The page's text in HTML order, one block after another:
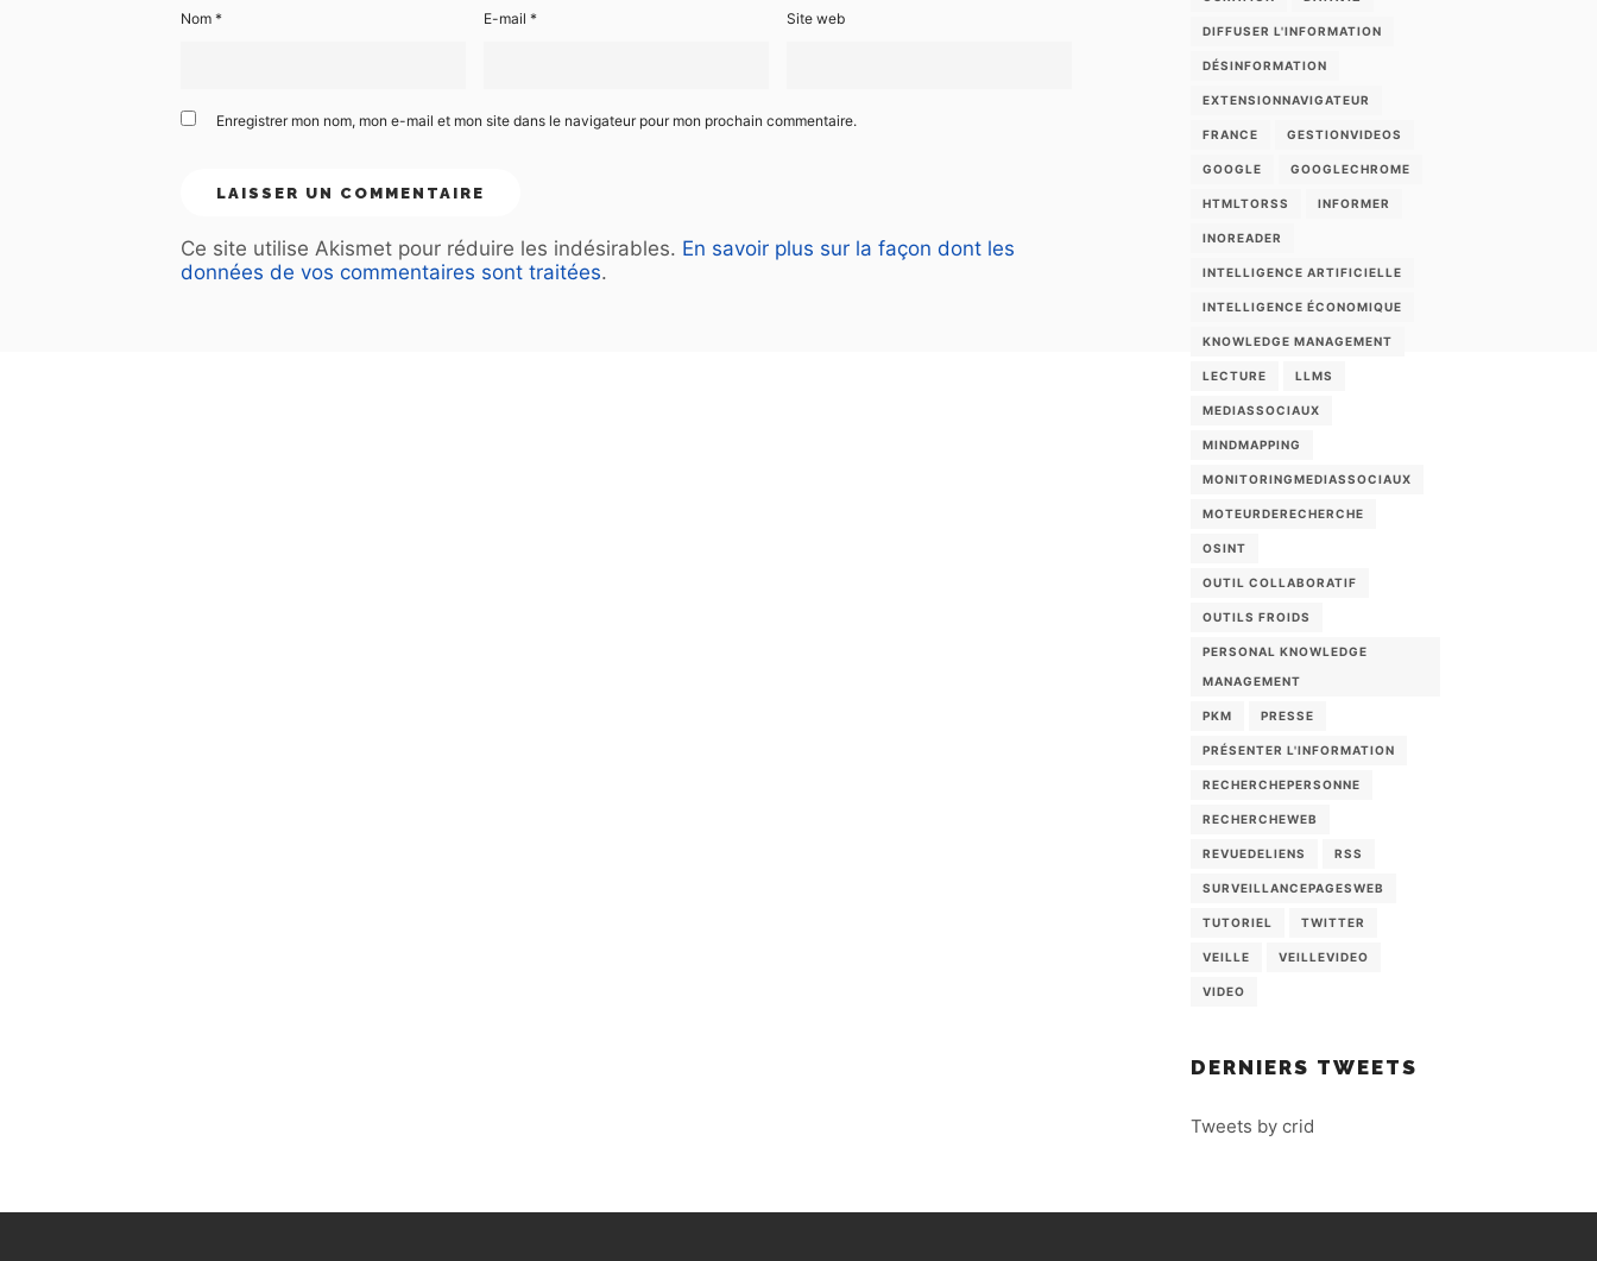
Nom * E-mail * Site web
Enregistrer mon nom, mon e-mail et mon site dans le navigateur pour mon prochain commentaire.
Ce site utilise Akismet pour réduire les indésirables. En savoir plus sur la façon dont les
données de vos commentaires sont traitées.
DIFFUSER L'INFORMATION
DÉSINFORMATION
EXTENSIONNAVIGATEUR
FRANCE GESTIONVIDEOS
GOOGLE GOOGLECHROME
HTMLTORSS INFORMER
INOREADER
INTELLIGENCE ARTIFICIELLE
INTELLIGENCE ÉCONOMIQUE
KNOWLEDGE MANAGEMENT
LECTURE LLMS
MEDIASSOCIAUX
MINDMAPPING
MONITORINGMEDIASSOCIAUX
MOTEURDERECHERCHE
OSINT
OUTIL COLLABORATIF
OUTILS FROIDS
PERSONAL KNOWLEDGE
MANAGEMENT
PKM PRESSE
PRÉSENTER L'INFORMATION
RECHERCHEPERSONNE
RECHERCHEWEB
REVUEDELIENS RSS
SURVEILLANCEPAGESWEB
TUTORIEL TWITTER
VEILLE VEILLEVIDEO
VIDEO
DERNIERS TWEETS
Tweets by crid